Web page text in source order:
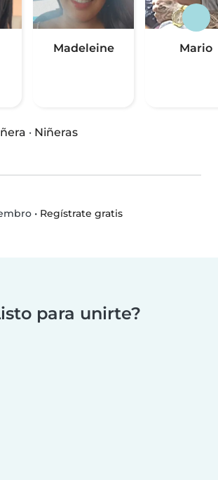
Madeleine Mario
· Niñeras
• Regístrate gratis
para unirte?